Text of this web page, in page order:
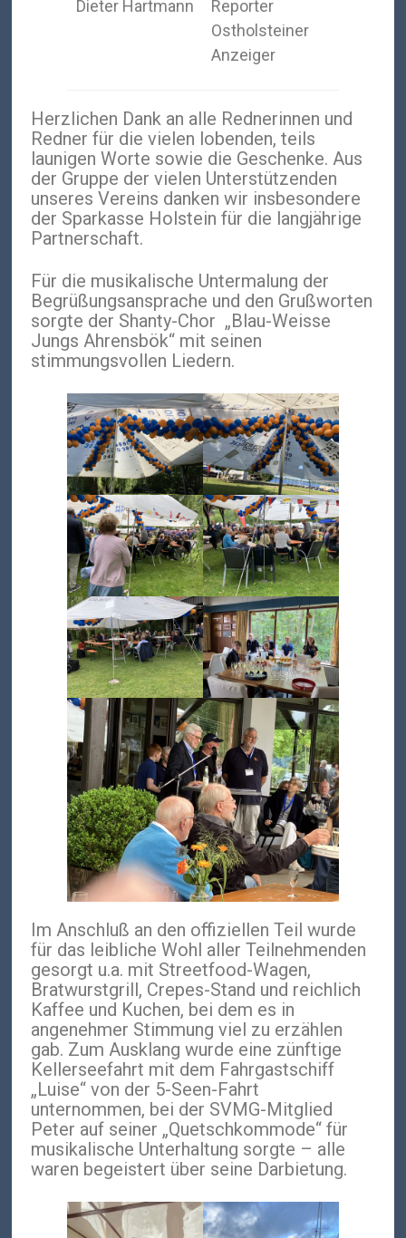
Dieter Hartmann
Reporter
Ostholsteiner
Anzeiger
Herzlichen Dank an alle Rednerinnen und
Redner für die vielen lobenden, teils
launigen Worte sowie die Geschenke. Aus
der Gruppe der vielen Unterstützenden
unseres Vereins danken wir insbesondere
der Sparkasse Holstein für die langjährige
Partnerschaft.
Für die musikalische Untermalung der
Begrüßungsansprache und den Grußworten
sorgte der Shanty-Chor „Blau-Weisse
Jungs Ahrensbök“ mit seinen
stimmungsvollen Liedern.
Im Anschluß an den offiziellen Teil wurde
für das leibliche Wohl aller Teilnehmenden
gesorgt u.a. mit Streetfood-Wagen,
Bratwurstgrill, Crepes-Stand und reichlich
Kaffee und Kuchen, bei dem es in
angenehmer Stimmung viel zu erzählen
gab. Zum Ausklang wurde eine zünftige
Kellerseefahrt mit dem Fahrgastschiff
„Luise“ von der 5-Seen-Fahrt
unternommen, bei der SVMG-Mitglied
Peter auf seiner „Quetschkommode“ für
musikalische Unterhaltung sorgte – alle
waren begeistert über seine Darbietung.